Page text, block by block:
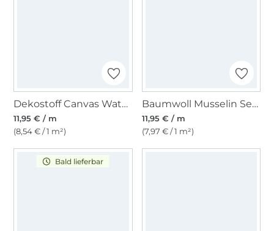
Dekostoff Canvas Waterproof, dunkelblau
11,95 € / m
(8,54 € / 1 m²)
Baumwoll Musselin Segelboote, wollweiß
11,95 € / m
(7,97 € / 1 m²)
Bald lieferbar